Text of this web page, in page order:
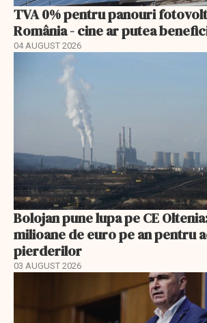
TVA 0% pentru panouri
România - cine ar putea
04 AUGUST 2026
Bolojan pune lupa pe CE
milioane de euro pe an pentru
pierderilor
03 AUGUST 2026